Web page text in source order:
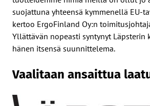
suojattuna yhteensä kymmenellä EU-
kertoo ErgoFinland Oy:n
Yllättävän nopeasti syntynyt Läpsterin
hänen itsensä suunnittelema.
Vaalitaan ansaittua